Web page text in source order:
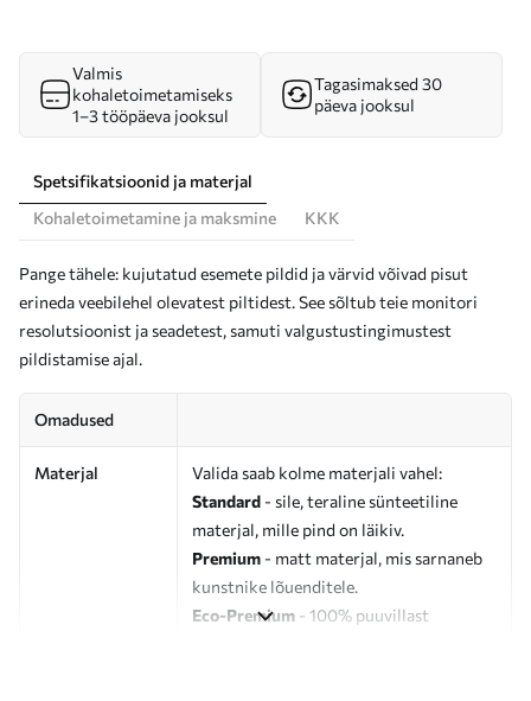
Valmis
kohaletoimetamiseks
1–3 tööpäeva jooksul
Tagasimaksed 30
päeva jooksul
Spetsifikatsioonid ja materjal
Kohaletoimetamine ja maksmine
KKK
Pange tähele: kujutatud esemete pildid ja värvid võivad pisut
erineda veebilehel olevatest piltidest. See sõltub teie monitori
resolutsioonist ja seadetest, samuti valgustustingimustest
pildistamise ajal.
Omadused
Materjal
Valida saab kolme materjali vahel:
Standard - sile, teraline sünteetiline
materjal, mille pind on läikiv.
Premium - matt materjal, mis sarnaneb
kunstnike lõuenditele.
Eco-Premium - 100% puuvillast